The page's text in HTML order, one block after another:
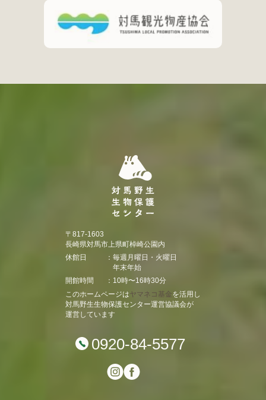
〒817-1603
長崎県対馬市上県町棹崎公園内
休館日
毎週月曜日・火曜日
年末年始
開館時間
10時〜16時30分
このホームページはヤマネコ基金を活用し
対馬野生生物保護センター運営協議会が
運営しています
0920-84-5577